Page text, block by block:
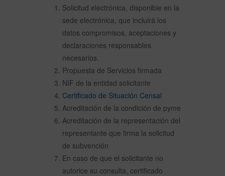
Solicitud electrónica, disponible en la
sede electrónica, que incluirá los
datos compromisos, aceptaciones y
declaraciones responsables
necesarios.
Propuesta de Servicios firmada
NIF de la entidad solicitante
Certificado de Situación Censal
Acreditación de la condición de pyme
Acreditación de la representación del
representante que firma la solicitud
de subvención
En caso de que el solicitante no
autorice su consulta, certificado